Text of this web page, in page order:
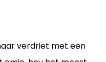
verdriet met een